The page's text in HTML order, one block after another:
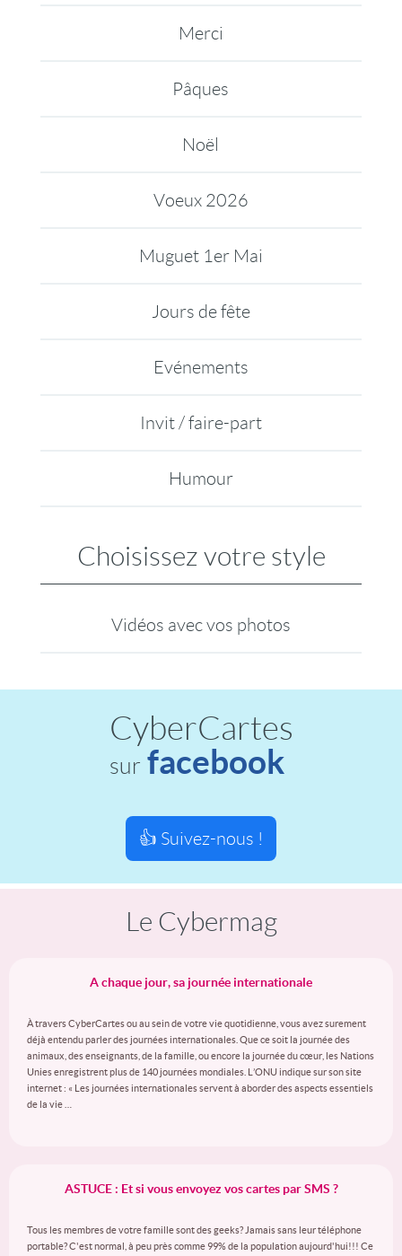
Merci
Pâques
Noël
Voeux 2026
Muguet 1er Mai
Jours de fête
Evénements
Invit / faire-part
Humour
Choisissez votre style
Vidéos avec vos photos
CyberCartes
sur facebook
👍 Suivez-nous !
Le Cybermag
A chaque jour, sa journée internationale
À travers CyberCartes ou au sein de votre vie quotidienne, vous avez surement
déjà entendu parler des journées internationales. Que ce soit la journée des
animaux, des enseignants, de la famille, ou encore la journée du cœur, les Nations
Unies enregistrent plus de 140 journées mondiales. L’ONU indique sur son site
internet : « Les journées internationales servent à aborder des aspects essentiels
de la vie …
ASTUCE : Et si vous envoyez vos cartes par SMS ?
Tous les membres de votre famille sont des geeks? Jamais sans leur téléphone
portable? C'est normal, à peu près comme 99% de la population aujourd'hui!!! Ce